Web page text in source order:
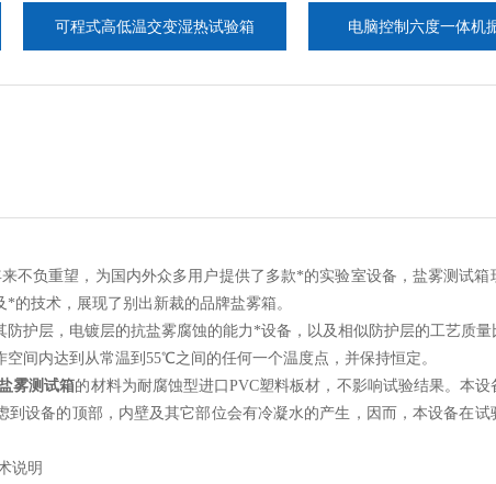
可程式高低温交变湿热试验箱 电脑控制六度一体机振动台
不负重望，为国内外众多用户提供了多款*的实验室设备，盐雾测试
的技术，展现了别出新裁的品牌盐雾箱。
防护层 ，电镀层的抗盐雾腐蚀的能力 *设备 ，以及相似防护层的工艺质
间内达到从常温到 55℃之间的任何一个温度点，并保持恒定。
雾测试箱的材料为耐腐蚀型进口PVC塑料板材，不影响试验结果。本设
设备的顶部，内壁及其它部位会有冷凝水的产生，因而，本设备在试
说明